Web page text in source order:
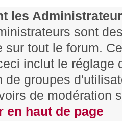
les
sont
sur tout le forum.
inclut le réglage
de groupes
de modération
en haut de page